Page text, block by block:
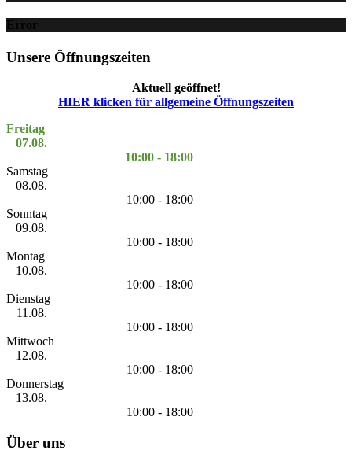
Error
Unsere Öffnungszeiten
Aktuell geöffnet!
HIER klicken für allgemeine Öffnungszeiten
Freitag
07.08.
10:00 - 18:00
Samstag
08.08.
10:00 - 18:00
Sonntag
09.08.
10:00 - 18:00
Montag
10.08.
10:00 - 18:00
Dienstag
11.08.
10:00 - 18:00
Mittwoch
12.08.
10:00 - 18:00
Donnerstag
13.08.
10:00 - 18:00
Über uns